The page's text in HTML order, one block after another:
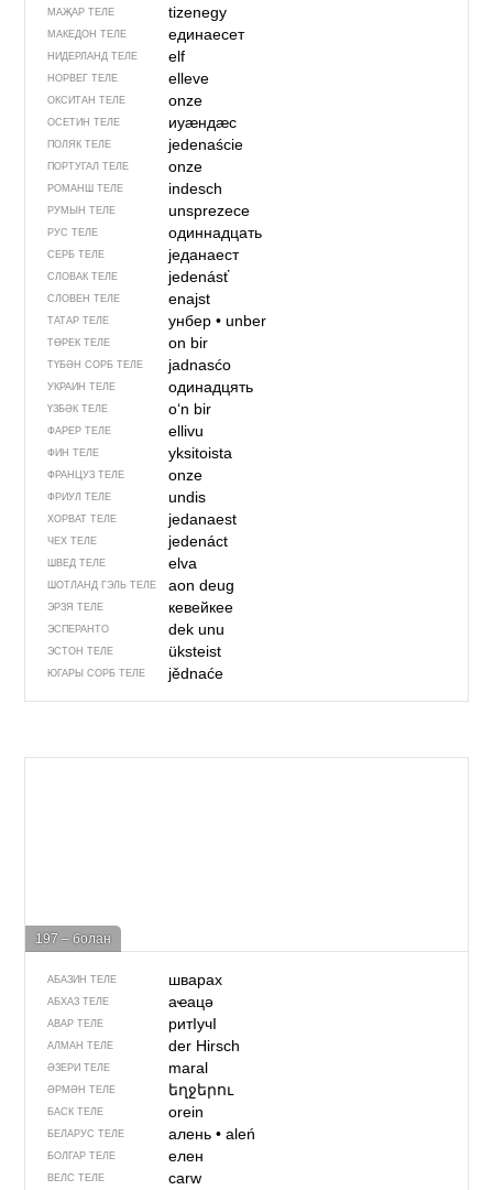
МАҖАР ТЕЛЕ tizenegy
МАКЕДОН ТЕЛЕ единаесет
НИДЕРЛАНД ТЕЛЕ elf
НОРВЕГ ТЕЛЕ elleve
ОКСИТАН ТЕЛЕ onze
ОСЕТИН ТЕЛЕ иуӕндӕс
ПОЛЯК ТЕЛЕ jedenaście
ПОРТУГАЛ ТЕЛЕ onze
РОМАНШ ТЕЛЕ indesch
РУМЫН ТЕЛЕ unsprezece
РУС ТЕЛЕ одиннадцать
СЕРБ ТЕЛЕ једанаест
СЛОВАК ТЕЛЕ jedenásť
СЛОВЕН ТЕЛЕ enajst
ТАТАР ТЕЛЕ унбер• unber
ТӨРЕК ТЕЛЕ on bir
ТҮБӘН СОРБ ТЕЛЕ jadnasćo
УКРАИН ТЕЛЕ одинадцять
ҮЗБӘК ТЕЛЕ oʻn bir
ФАРЕР ТЕЛЕ ellivu
ФИН ТЕЛЕ yksitoista
ФРАНЦУЗ ТЕЛЕ onze
ФРИУЛ ТЕЛЕ undis
ХОРВАТ ТЕЛЕ jedanaest
ЧЕХ ТЕЛЕ jedenáct
ШВЕД ТЕЛЕ elva
ШОТЛАНД ГЭЛЬ ТЕЛЕ aon deug
ЭРЗЯ ТЕЛЕ кевейкее
ЭСПЕРАНТО dek unu
ЭСТОН ТЕЛЕ üksteist
ЮГАРЫ СОРБ ТЕЛЕ jědnaće
197 – болан
АБАЗИН ТЕЛЕ шварах
АБХАЗ ТЕЛЕ аҽацә
АВАР ТЕЛЕ ритIучI
АЛМАН ТЕЛЕ der Hirsch
ӘЗЕРИ ТЕЛЕ maral
ӘРМӘН ТЕЛЕ եղջերու
БАСК ТЕЛЕ orein
БЕЛАРУС ТЕЛЕ алень• aleń
БОЛГАР ТЕЛЕ елен
ВЕЛС ТЕЛЕ carw